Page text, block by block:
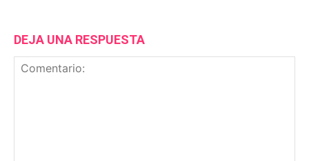
DEJA UNA RESPUESTA